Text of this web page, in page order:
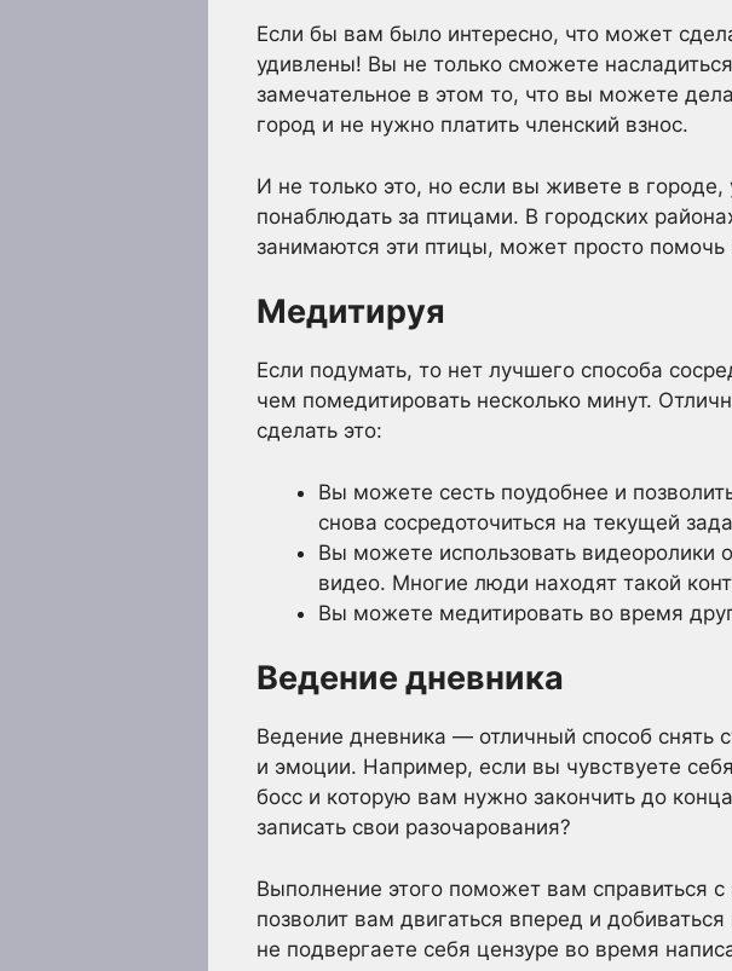
Если бы вам было интересно, что может
удивлены! Вы не только сможете
замечательное в этом то, что вы можете
город и не нужно платить членский взнос.
И не только это, но если вы живете в
понаблюдать за птицами. В городских
занимаются эти птицы, может просто
Медитируя
Если подумать, то нет лучшего способа
чем помедитировать несколько минут.
сделать это:
Вы можете сесть поудобнее и
снова сосредоточиться на текущей
Вы можете использовать видеоролики
видео. Многие люди находят такой
Вы можете медитировать во время
Ведение дневника
Ведение дневника — отличный способ снять
и эмоции. Например, если вы чувствуете
босс и которую вам нужно закончить до
записать свои разочарования?
Выполнение этого поможет вам справиться
позволит вам двигаться вперед и
не подвергаете себя цензуре во время